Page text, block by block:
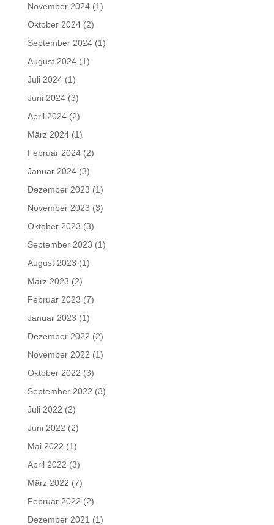
November 2024(1)
Oktober 2024(2)
September 2024(1)
August 2024(1)
Juli 2024(1)
Juni 2024(3)
April 2024(2)
März 2024(1)
Februar 2024(2)
Januar 2024(3)
Dezember 2023 (1)
November 2023 (3)
Oktober 2023 (3)
September 2023 (1)
August 2023 (1)
März 2023 (2)
Februar 2023 (7)
Januar 2023 (1)
Dezember 2022 (2)
November 2022 (1)
Oktober 2022 (3)
September 2022 (3)
Juli 2022 (2)
Juni 2022 (2)
Mai 2022 (1)
April 2022 (3)
März 2022 (7)
Februar 2022 (2)
Dezember 2021 (1)